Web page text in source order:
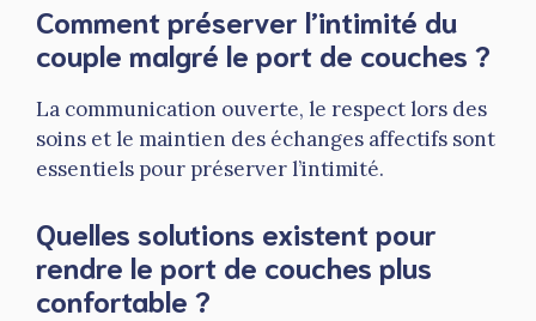
Comment préserver l’intimité du
couple malgré le port de couches ?
La communication ouverte, le respect lors des
soins et le maintien des échanges affectifs sont
essentiels pour préserver l’intimité.
Quelles solutions existent pour
rendre le port de couches plus
confortable ?